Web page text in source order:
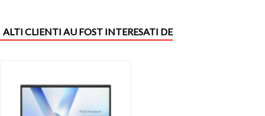
ALTI CLIENTI AU FOST INTERESATI DE